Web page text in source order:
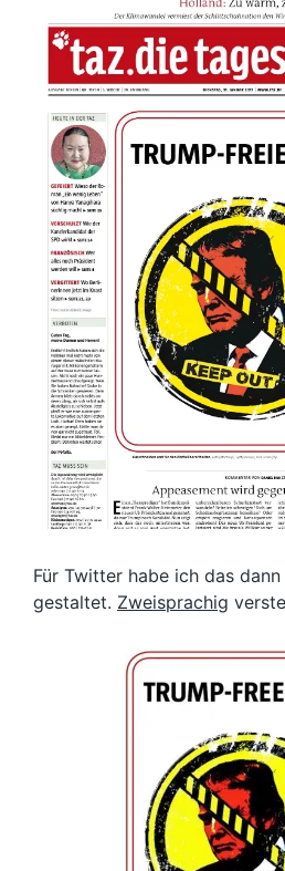
Für Twitter habe ich das
gestaltet. Zweisprachig